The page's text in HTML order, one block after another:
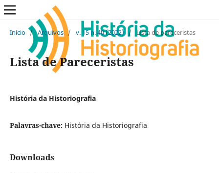
Início / Arquivos / v. 15 n. 40 (2022) / Lista de pareceristas
Lista de Pareceristas
História da Historiografia
Palavras-chave: História da Historiografia
Downloads